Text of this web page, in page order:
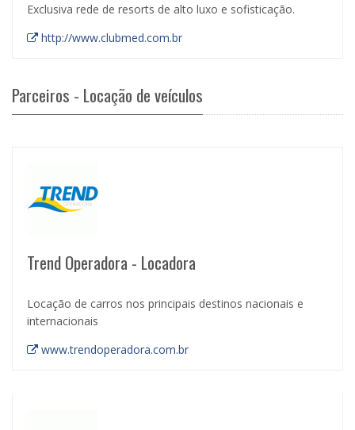
Exclusiva rede de resorts de alto luxo e sofisticação.
http://www.clubmed.com.br
Parceiros - Locação de veículos
Trend Operadora - Locadora
Locação de carros nos principais destinos nacionais e
internacionais
www.trendoperadora.com.br